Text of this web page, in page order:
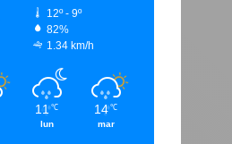
12º - 9º
82%
1.34 km/h
11 ℃
lun
14 ℃
mar